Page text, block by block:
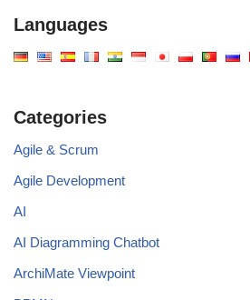
Languages
Categories
Agile & Scrum
Agile Development
AI
AI Diagramming Chatbot
ArchiMate Viewpoint